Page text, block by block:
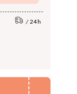
24 h